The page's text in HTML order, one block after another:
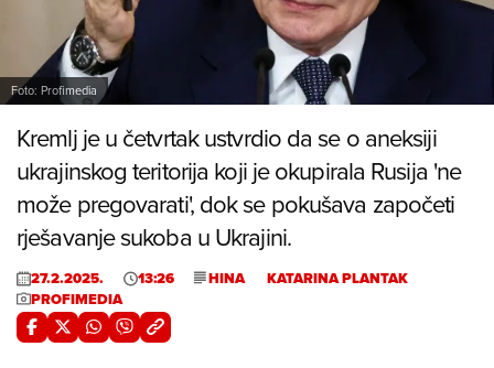
Foto: Profimedia
Kremlj je u četvrtak ustvrdio da se o aneksiji
ukrajinskog teritorija koji je okupirala Rusija 'ne
može pregovarati', dok se pokušava započeti
rješavanje sukoba u Ukrajini.
27.2.2025. 13:26 HINA
KATARINA PLANTAK
PROFIMEDIA